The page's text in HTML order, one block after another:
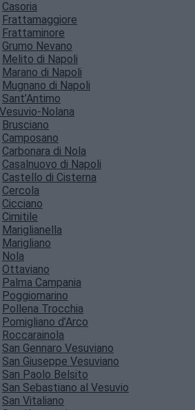
Casoria
Frattamaggiore
Frattaminore
Grumo Nevano
Melito di Napoli
Marano di Napoli
Mugnano di Napoli
Sant’Antimo
Nolana
Brusciano
Camposano
Carbonara di Nola
Casalnuovo di Napoli
Castello di Cisterna
Cercola
Cicciano
Cimitile
Mariglianella
Marigliano
Nola
Ottaviano
Palma Campania
Poggiomarino
Pollena Trocchia
Pomigliano d’Arco
Roccarainola
San Gennaro Vesuviano
San Giuseppe Vesuviano
San Paolo Belsito
San Sebastiano al Vesuvio
San Vitaliano